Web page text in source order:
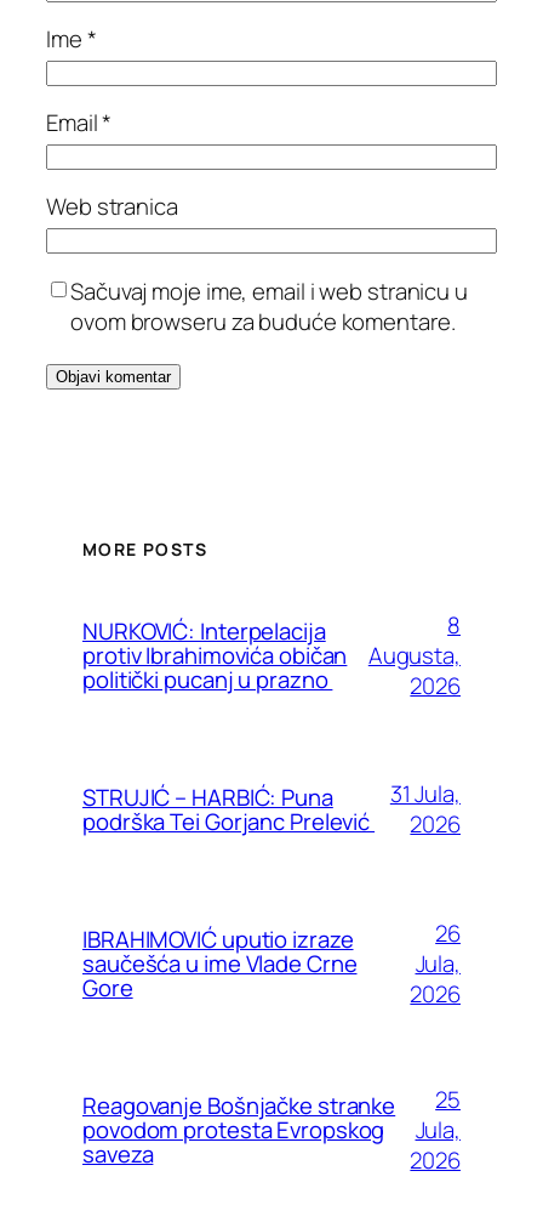
Ime*
Email*
Web stranica
Sačuvaj moje ime, email i web stranicu u
ovom browseru za buduće komentare.
MORE POSTS
NURKOVIĆ: Interpelacija
protiv Ibrahimovića običan
politički pucanj u prazno
8
Augusta,
2026
STRUJIĆ – HARBIĆ: Puna
podrška Tei Gorjanc Prelević
31 Jula,
2026
IBRAHIMOVIĆ uputio izraze
saučešća u ime Vlade Crne
Gore
26
Jula,
2026
Reagovanje Bošnjačke stranke
povodom protesta Evropskog
saveza
25
Jula,
2026